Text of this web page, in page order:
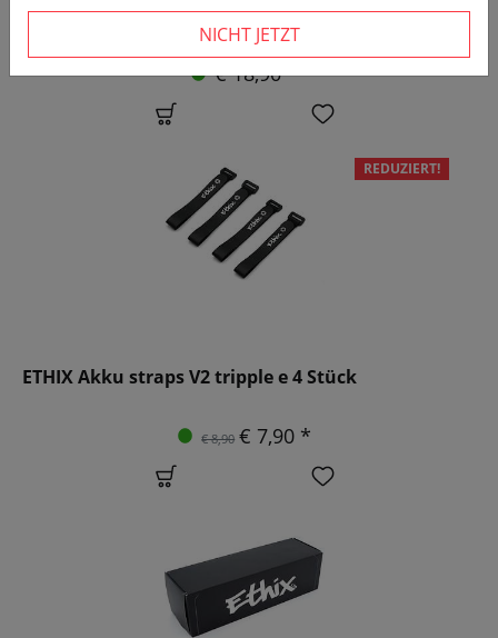
Ethix Prop Tool 1.5
€ 18,90 *
REDUZIERT!
ETHIX Akku straps V2 tripple e 4 Stück
€ 8,90 € 7,90 *
NICHT JETZT